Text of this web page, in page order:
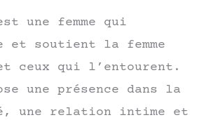
une femme qui
et soutient la femme
ceux qui l’entourent.
une présence dans la
une relation intime et